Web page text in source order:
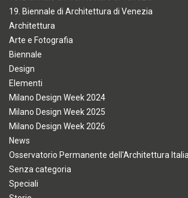
19. Biennale di Architettura di Venezia
Architettura
Arte e Fotografia
Biennale
Design
Elementi
Milano Design Week 2024
Milano Design Week 2025
Milano Design Week 2026
News
Osservatorio Permanente dell'Architettura
Senza categoria
Speciali